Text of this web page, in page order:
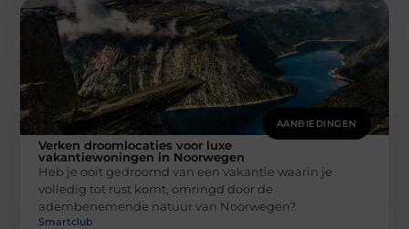
AANBIEDINGEN
Verken droomlocaties voor luxe
vakantiewoningen in Noorwegen
Heb je ooit gedroomd van een vakantie waarin je
volledig tot rust komt, omringd door de
adembenemende natuur van Noorwegen?
Smartclub